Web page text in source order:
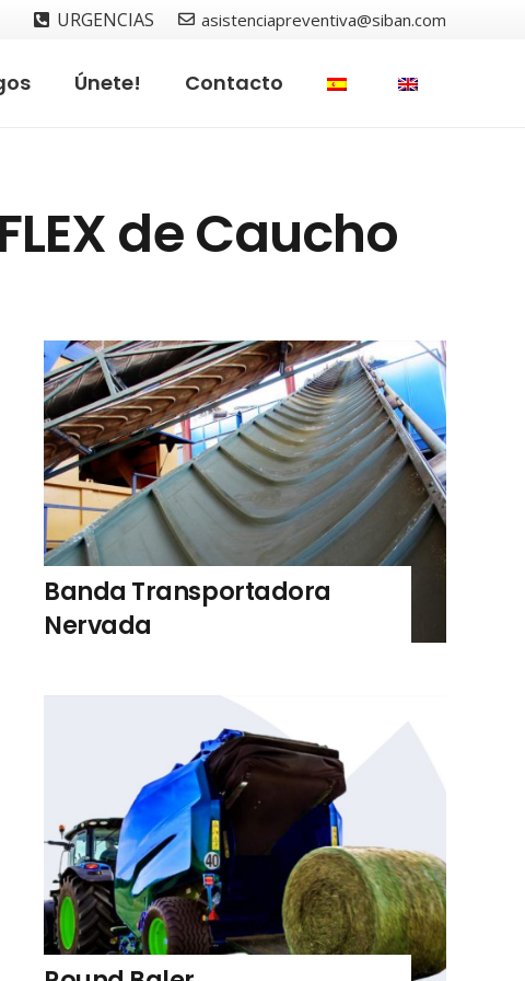
URGENCIAS asistenciapreventiva@siban.com
Únete! Contacto
de Caucho
Banda Transportadora
Nervada